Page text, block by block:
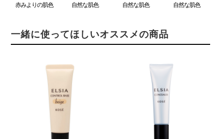
赤みよりの肌色
自然な肌色
自然な肌色
自然な肌色
一緒に使ってほしいオススメの商品